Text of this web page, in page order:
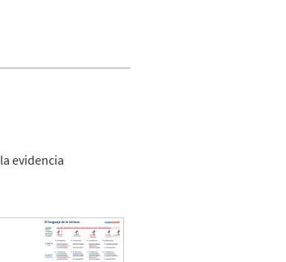
evidencia